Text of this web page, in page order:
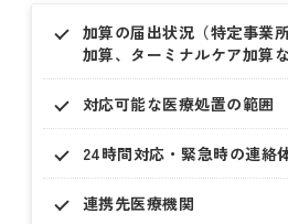
加算の届出状況（特定事業
加算、ターミナルケア加算な
対応可能な医療処置の範囲
24時間対応・緊急時の連絡
連携先医療機関